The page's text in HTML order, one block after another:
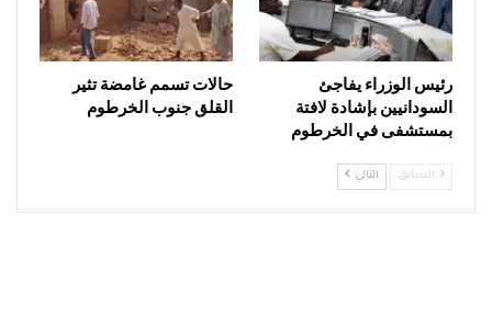
رئيس الوزراء يفاجئ
السودانيين بإشادة لافتة
بمستشفى في الخرطوم
حالات تسمم غامضة تثير
القلق جنوب الخرطوم
السابق التالي